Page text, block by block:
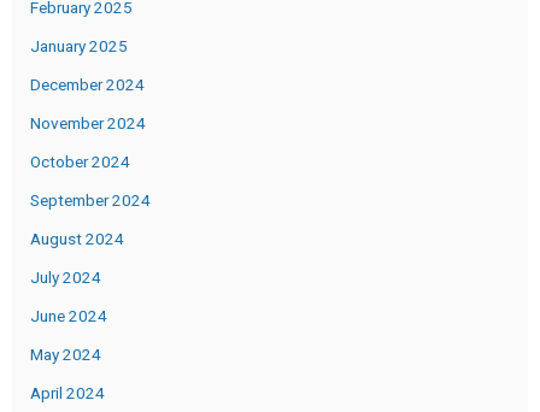
February 2025
January 2025
December 2024
November 2024
October 2024
September 2024
August 2024
July 2024
June 2024
May 2024
April 2024